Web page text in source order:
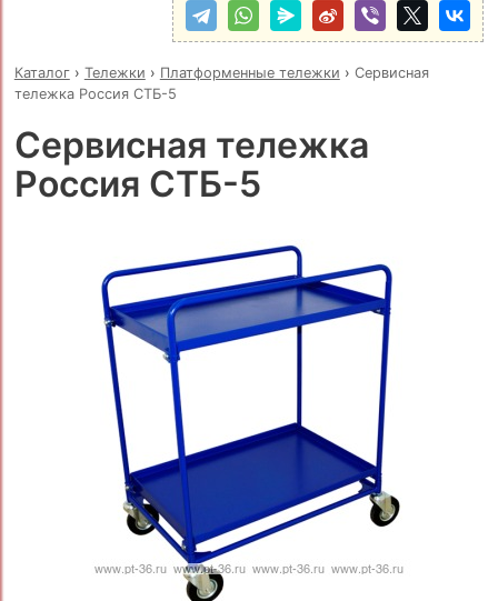
Каталог› Тележки › Платформенные тележки › Сервисная
тележка Россия СТБ-5
Сервисная тележка
Россия СТБ-5